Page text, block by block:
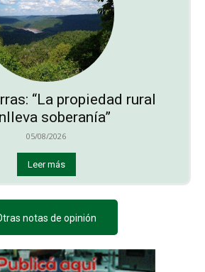
“La propiedad rural
soberanía”
05/08/2026
Leer más
notas de opinión